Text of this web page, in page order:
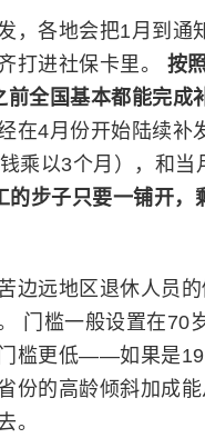
，各地会把1月到通
打进社保卡里。 按
全国基本都能完成
在4月份开始陆续补
乘以3个月），和当
的步子只要一铺开，
边远地区退休人员的
门槛一般设置在70
槛更低——如果是
份的高龄倾斜加成
。